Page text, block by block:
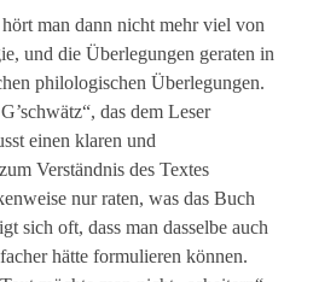
man dann nicht mehr viel von
und die Überlegungen geraten in
philologischen Überlegungen.
das dem Leser
einen klaren und
Verständnis des Textes
nur raten, was das Buch
sich oft, dass man dasselbe auch
hätte formulieren können.